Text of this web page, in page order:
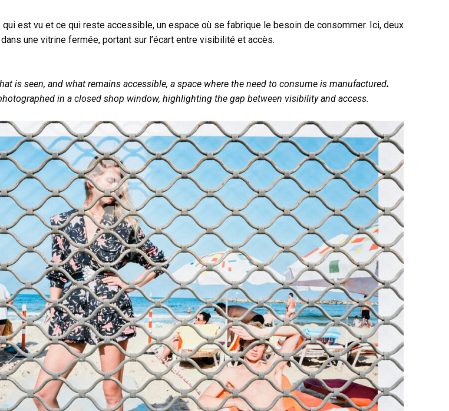
qui est vu et ce qui reste accessible, un espace où se fabrique le besoin de consommer. Ici, deux
une vitrine fermée, portant sur l’écart entre visibilité et accès.
is seen, and what remains accessible, a space where the need to consume is manufactured.
in a closed shop window, highlighting the gap between visibility and access.